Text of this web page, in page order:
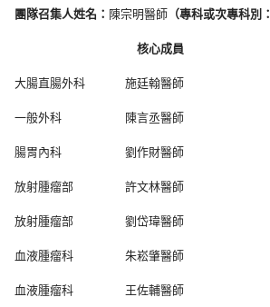
團隊召集人姓名： 陳宗明醫師 （專科或次專科別：
核心成員
大腸直腸外科 施廷翰醫師
一般外科 陳言丞醫師
腸胃內科 劉作財醫師
放射腫瘤部 許文林醫師
放射腫瘤部 劉岱瑋醫師
血液腫瘤科 朱崧肇醫師
血液腫瘤科 王佐輔醫師